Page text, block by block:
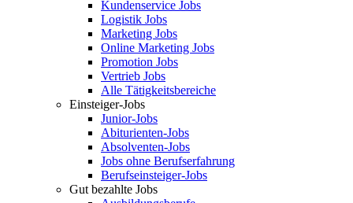
Kundenservice Jobs
Logistik Jobs
Marketing Jobs
Online Marketing Jobs
Promotion Jobs
Vertrieb Jobs
Alle Tätigkeitsbereiche
Einsteiger-Jobs
Junior-Jobs
Abiturienten-Jobs
Absolventen-Jobs
Jobs ohne Berufserfahrung
Berufseinsteiger-Jobs
Gut bezahlte Jobs